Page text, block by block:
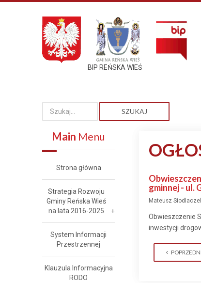
BIP REŃSKA WIEŚ
SZUKAJ
gminnej - ul.
Mateusz
Obwieszczenie
inwestycji
Main Menu
Strona główna
Strategia Rozwoju
Gminy Reńska Wieś
na lata 2016-2025
System Informacji
Przestrzennej
Klauzula Informacyjna
RODO